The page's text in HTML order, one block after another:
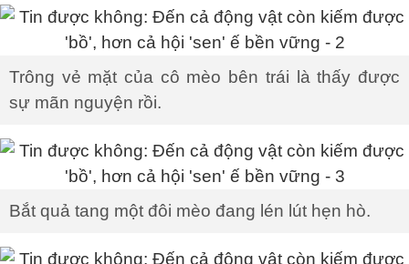
Trông vẻ mặt của cô mèo bên trái là thấy được
sự mãn nguyện rồi.
Bắt quả tang một đôi mèo đang lén lút hẹn hò.